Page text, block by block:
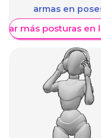
armas en
más posturas en